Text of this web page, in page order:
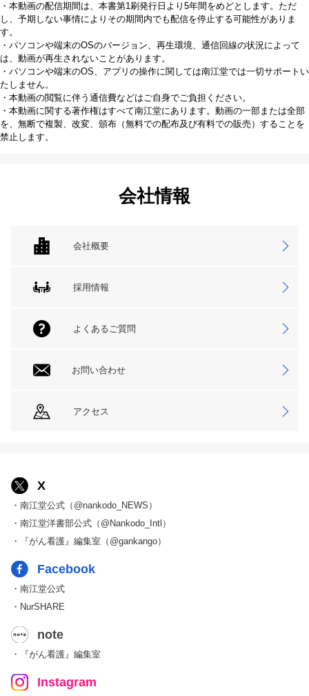
・本動画の配信期間は、本書第1刷発行日より5年間をめどとします。ただ
し、予期しない事情によりその期間内でも配信を停止する可能性がありま
す。
・パソコンや端末のOSのバージョン、再生環境、通信回線の状況によって
は、動画が再生されないことがあります。
・パソコンや端末のOS、アプリの操作に関しては南江堂では一切サポートい
たしません。
・本動画の閲覧に伴う通信費などはご自身でご負担ください。
・本動画に関する著作権はすべて南江堂にあります。動画の一部または全部
を、無断で複製、改変、頒布（無料での配布及び有料での販売）することを
禁止します。
会社情報
会社概要
採用情報
よくあるご質問
お問い合わせ
アクセス
X
・南江堂公式（@nankodo_NEWS）
・南江堂洋書部公式（@Nankodo_Intl）
・『がん看護』編集室（@gankango）
Facebook
・南江堂公式
・NurSHARE
note
・『がん看護』編集室
Instagram